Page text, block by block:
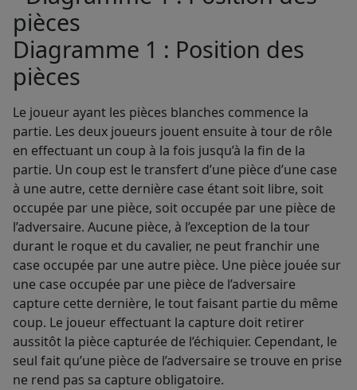
Diagramme 1 : Position des
pièces
Le joueur ayant les pièces blanches commence la
partie. Les deux joueurs jouent ensuite à tour de rôle
en effectuant un coup à la fois jusqu’à la fin de la
partie. Un coup est le transfert d’une pièce d’une case
à une autre, cette dernière case étant soit libre, soit
occupée par une pièce, soit occupée par une pièce de
l’adversaire. Aucune pièce, à l’exception de la tour
durant le roque et du cavalier, ne peut franchir une
case occupée par une autre pièce. Une pièce jouée sur
une case occupée par une pièce de l’adversaire
capture cette dernière, le tout faisant partie du même
coup. Le joueur effectuant la capture doit retirer
aussitôt la pièce capturée de l’échiquier. Cependant, le
seul fait qu’une pièce de l’adversaire se trouve en prise
ne rend pas sa capture obligatoire.